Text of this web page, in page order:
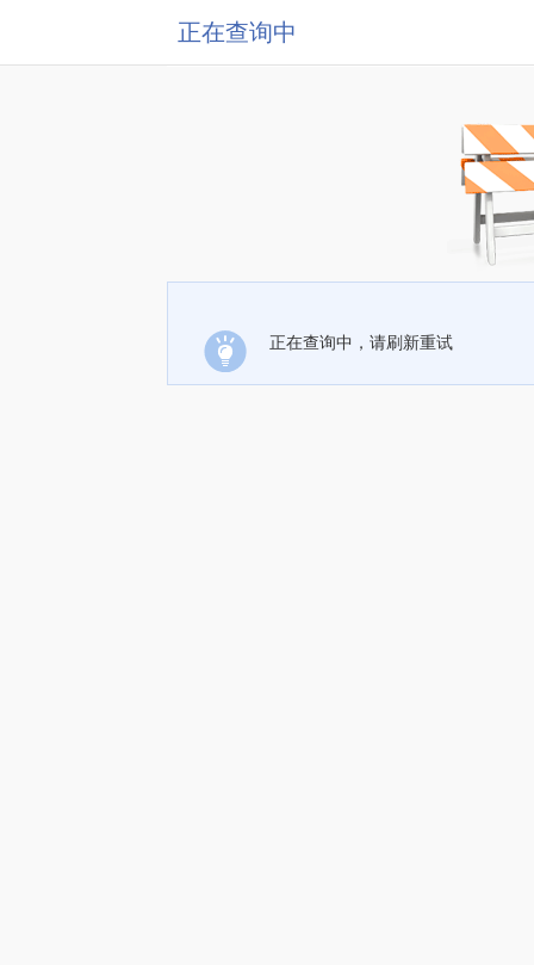
正在查询中
正在查询中，请刷新重试